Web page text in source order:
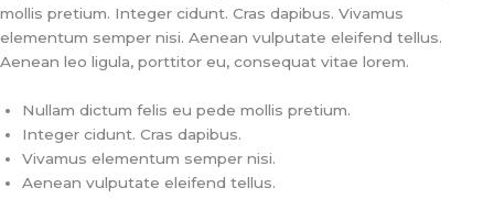
mollis pretium. Integer cidunt. Cras dapibus. Vivamus
elementum semper nisi. Aenean vulputate eleifend tellus.
Aenean leo ligula, porttitor eu, consequat vitae lorem.
Nullam dictum felis eu pede mollis pretium.
Integer cidunt. Cras dapibus.
Vivamus elementum semper nisi.
Aenean vulputate eleifend tellus.